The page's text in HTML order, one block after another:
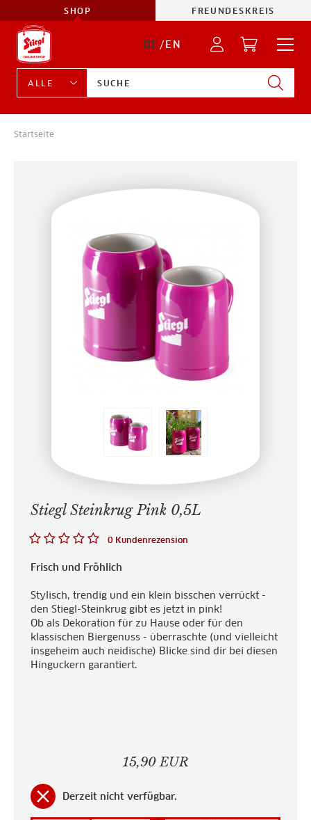
SHOP FREUNDESKREIS
DE/EN
Startseite
Stiegl Steinkrug Pink 0,5L
0 Kundenrezension
Frisch und Fröhlich
Stylisch, trendig und ein klein bisschen verrückt -
den Stiegl-Steinkrug gibt es jetzt in pink!
Ob als Dekoration für zu Hause oder für den
klassischen Biergenuss - überraschte (und vielleicht
insgeheim auch neidische) Blicke sind dir bei diesen
Hinguckern garantiert.
15,90 EUR
clear Derzeit nicht verfügbar.